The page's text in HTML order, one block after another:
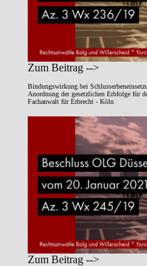
Zum Beitrag -->
Bindungswirkung bei
Anordnung der gesetzlichen Erbfolge für
Fachanwalt für Erbrecht - Köln
Zum Beitrag -->